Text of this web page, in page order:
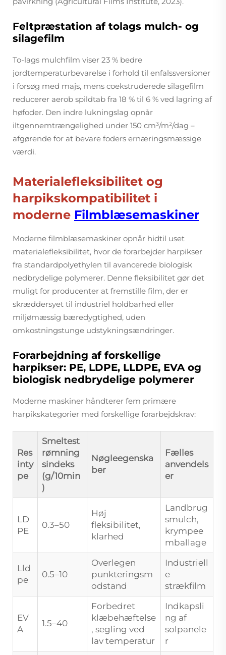
Feltpræstation af tolags mulch- og
silagefilm
To-lags mulchfilm viser 23 % bedre
jordtemperaturbevarelse i forhold til enfalssversioner
i forsøg med majs, mens coekstruderede silagefilm
reducerer aerob spildtab fra 18 % til 6 % ved lagring af
høfoder. Den indre lukningslag opnår
iltgennemtrængelighed under 150 cm³/m²/dag –
afgørende for at bevare foders ernæringsmæssige
værdi.
Materialefleksibilitet og
harpikskompatibilitet i
moderne Filmblæsemaskiner
Moderne filmblæsemaskiner opnår hidtil uset
materialefleksibilitet, hvor de forarbejder harpikser
fra standardpolyethylen til avancerede biologisk
nedbrydelige polymerer. Denne fleksibilitet gør det
muligt for producenter at fremstille film, der er
skræddersyet til industriel holdbarhed eller
miljømæssig bæredygtighed, uden
omkostningstunge udstykningsændringer.
Forarbejdning af forskellige
harpikser: PE, LDPE, LLDPE, EVA og
biologisk nedbrydelige polymerer
Moderne maskiner håndterer fem primære
harpikskategorier med forskellige forarbejdskrav:
Res
inty
pe
Smeltest
rømning
sindeks
(g/10min
)
Nøgleegenska
ber
Fælles
anvendels
er
LD
PE
0.3–50
Høj
fleksibilitet,
klarhed
Landbrug
smulch,
krympee
mballage
Lld
pe
0.5–10
Overlegen
punkteringsm
odstand
Industriell
e
strækfilm
EV
A
1.5–40
Forbedret
klæbehæftelse
, segling ved
lav temperatur
Indkapsli
ng af
solpanele
r